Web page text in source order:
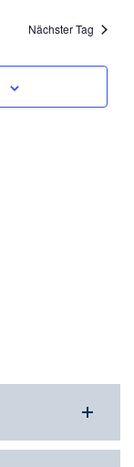
Nächster Tag